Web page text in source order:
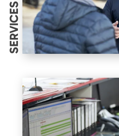
SERVICES